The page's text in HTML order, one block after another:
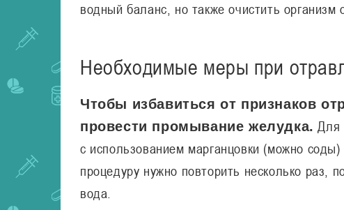
водный баланс, но также очистить организм
Необходимые меры при
Чтобы избавиться от признаков
провести промывание желудка. Для
с использованием марганцовки (можно
процедуру нужно повторить несколько раз,
вода.